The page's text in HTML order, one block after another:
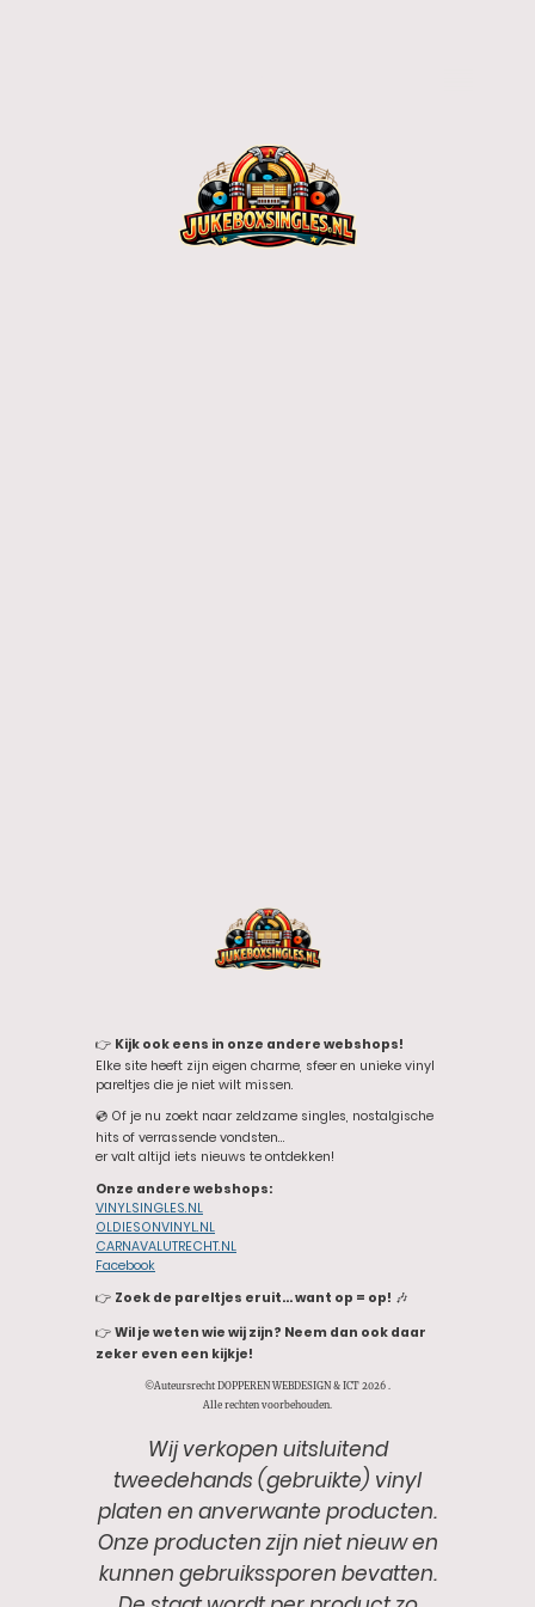
👉 Kijk ook eens in onze andere webshops!
Elke site heeft zijn eigen charme, sfeer en unieke vinyl
pareltjes die je niet wilt missen.
💿 Of je nu zoekt naar zeldzame singles, nostalgische
hits of verrassende vondsten…
er valt altijd iets nieuws te ontdekken!
Onze andere webshops:
VINYLSINGLES.NL
OLDIESONVINYL.NL
CARNAVALUTRECHT.NL
Facebook
👉 Zoek de pareltjes eruit… want op = op! 🎶
👉 Wil je weten wie wij zijn? Neem dan ook daar
zeker even een kijkje!
©Auteursrecht DOPPEREN WEBDESIGN & ICT 2026 .
Alle rechten voorbehouden.
Wij verkopen uitsluitend
tweedehands (gebruikte) vinyl
platen en anverwante producten.
Onze producten zijn niet nieuw en
kunnen gebruikssporen bevatten.